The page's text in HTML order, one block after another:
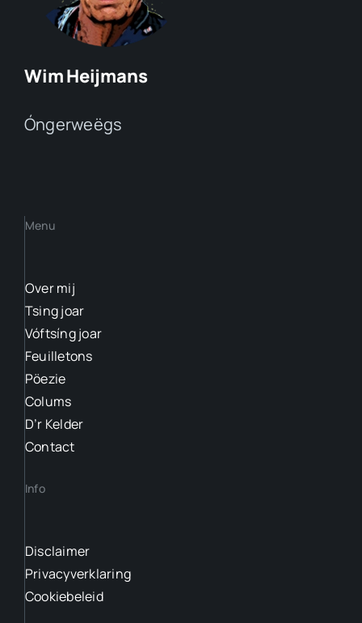
Wim Heijmans
Óngerweëgs
Menu
Over mij
Tsing joar
Vóftsíng joar
Feuilletons
Pöezie
Colums
D’r Kelder
Contact
Info
Disclaimer
Privacyverklaring
Cookiebeleid